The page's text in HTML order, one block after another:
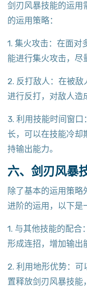
剑刃风暴技能的运用
的运用策略：
1. 集火攻击：在面对
能进行集火攻击，尽
2. 反打敌人：在被
进行反打，对敌人造
3. 利用技能时间窗
长，可以在技能冷却
持输出能力。
六、剑刃风暴
除了基本的运用策
进阶的运用，以下是
1. 与其他技能的配合
形成连招，增加输出
2. 利用地形优势：
置释放剑刃风暴技能